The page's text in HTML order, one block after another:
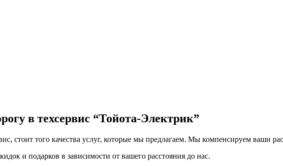
в техсервис “Тойота-Электрик”
стоит того качества услуг, которые мы предлагаем. Мы компенсируем ваши
и подарков в зависимости от вашего расстояния до нас.